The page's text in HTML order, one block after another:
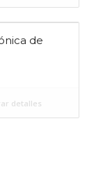
de
detalles